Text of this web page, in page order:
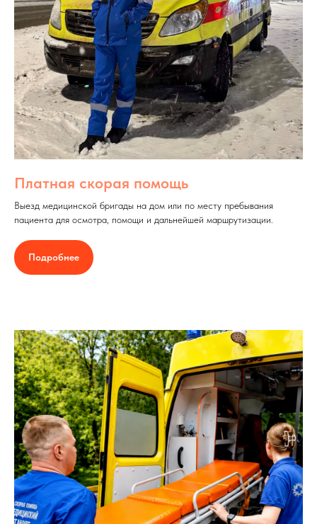
Платная скорая помощь
Выезд медицинской бригады на дом или по месту пребывания
пациента для осмотра, помощи и дальнейшей маршрутизации.
Подробнее